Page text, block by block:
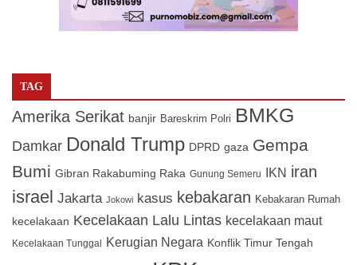
TAG
Amerika Serikat banjir Bareskrim Polri BMKG
Damkar Donald Trump DPRD gaza Gempa
Bumi Gibran Rakabuming Raka Gunung Semeru IKN iran
israel Jakarta Jokowi kasus kebakaran Kebakaran Rumah
kecelakaan Kecelakaan Lalu Lintas kecelakaan maut
Kecelakaan Tunggal Kerugian Negara Konflik Timur Tengah